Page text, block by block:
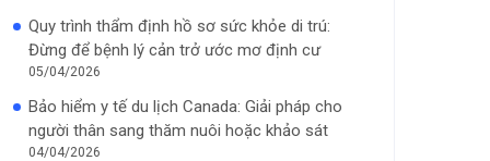
Quy trình thẩm định hồ sơ sức khỏe di trú:
Đừng để bệnh lý cản trở ước mơ định cư
05/04/2026
Bảo hiểm y tế du lịch Canada: Giải pháp cho
người thân sang thăm nuôi hoặc khảo sát
04/04/2026